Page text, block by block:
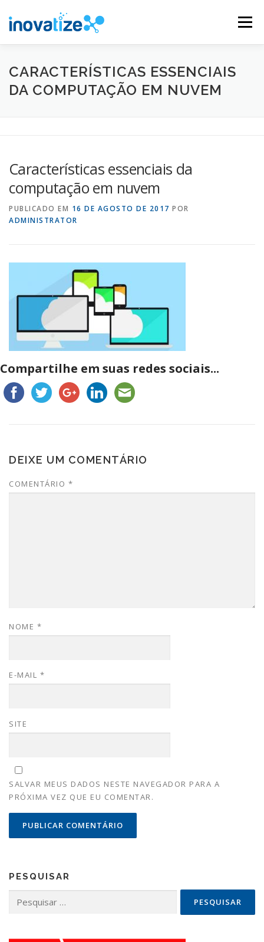
para
Menu
INOVATIZE MAUTIC INOVATIZE CRM
CARACTERÍSTICAS ESSENCIAIS
DA COMPUTAÇÃO EM NUVEM
Características essenciais da
computação em nuvem
PUBLICADO EM 16 DE AGOSTO DE 2017 POR
ADMINISTRATOR
Compartilhe em suas redes sociais...
DEIXE UM COMENTÁRIO
COMENTÁRIO *
NOME *
E-MAIL *
SITE
SALVAR MEUS DADOS NESTE NAVEGADOR PARA A
PRÓXIMA VEZ QUE EU COMENTAR.
PESQUISAR
por: